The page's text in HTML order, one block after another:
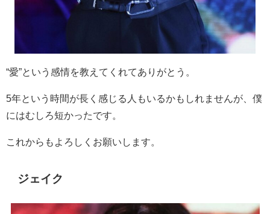
“愛”という感情を教えてくれてありがとう。
5年という時間が長く感じる人もいるかもしれませんが、僕
にはむしろ短かったです。
これからもよろしくお願いします。
ジェイク